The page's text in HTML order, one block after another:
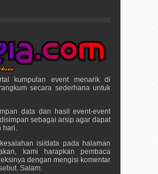
kumpulan event menarik di
secara sederhana untuk
data dan hasil event-event
sebagai arsip agar dapat
hari.
isi/data pada halaman
kami harapkan pembaca
dengan mengisi komentar
Salam.